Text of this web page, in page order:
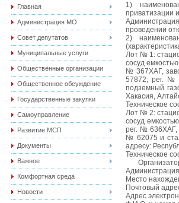
Главная
Администрация МО
Совет депутатов
Муниципальные услуги
Общественные организации
Общественное обсуждение
Государственные закупки
Самоуправление
Развитие МСП
Документы
Важное
Комфортная среда
Новости
1)
приватизации
проведении
2)
Лот № 1:
сосуд
№ 367ХАГ,
57872; рег. №
подземный
Хакасия,
Техническое
Лот № 2:
сосуд
рег. № 636ХАГ,
№ 62075 и
адресу:
Техническое
Организатор
Место
Почтовый
Адрес